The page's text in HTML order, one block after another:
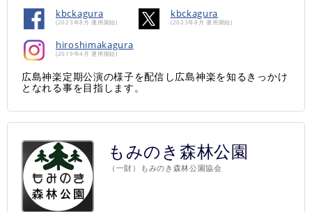
kbckagura
(2023年8月 運用開始)
kbckagura
(2023年8月 運用開始)
hiroshimakagura
(2019年4月 運用開始)
広島神楽定期公演の様子を配信し広島神楽を知るきっかけ
となれる事を目指します。
もみのき森林公園
（一財）もみのき森林公園協会